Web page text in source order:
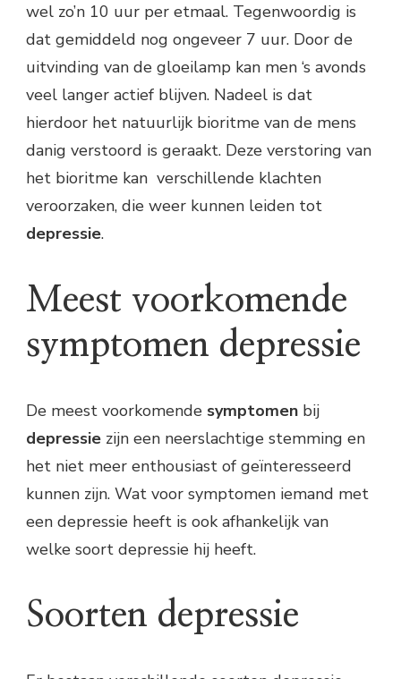
wel zo’n 10 uur per etmaal. Tegenwoordig is
dat gemiddeld nog ongeveer 7 uur. Door de
uitvinding van de gloeilamp kan men ‘s avonds
veel langer actief blijven. Nadeel is dat
hierdoor het natuurlijk bioritme van de mens
danig verstoord is geraakt. Deze verstoring van
het bioritme kan verschillende klachten
veroorzaken, die weer kunnen leiden tot
depressie.
Meest voorkomende
symptomen depressie
De meest voorkomende symptomen bij
depressie zijn een neerslachtige stemming en
het niet meer enthousiast of geïnteresseerd
kunnen zijn. Wat voor symptomen iemand met
een depressie heeft is ook afhankelijk van
welke soort depressie hij heeft.
Soorten depressie